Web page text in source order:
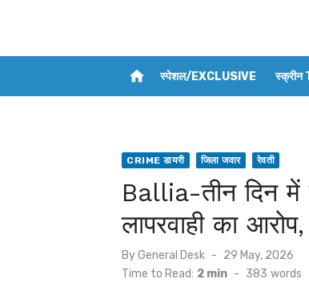
home स्पेशल/EXCLUSIVE स्क्रीन
CRIME डायरी जिला जवार रेवती
Ballia-तीन दिन में
लापरवाही का
ByGeneral Desk
Posted
on
29 May, 2026
Time to Read: 2 min - 383 words